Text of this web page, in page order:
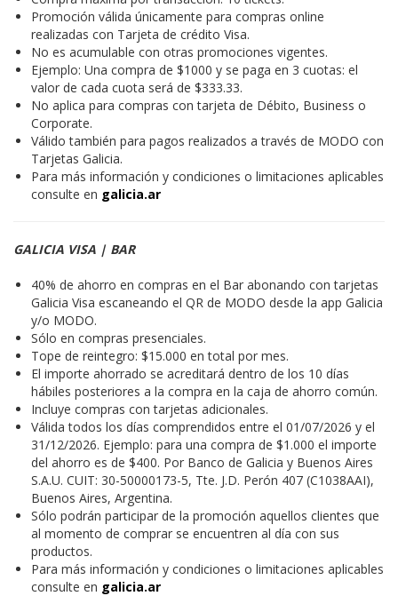
Promoción válida únicamente para compras online
realizadas con Tarjeta de crédito Visa.
No es acumulable con otras promociones vigentes.
Ejemplo: Una compra de $1000 y se paga en 3 cuotas: el
valor de cada cuota será de $333.33.
No aplica para compras con tarjeta de Débito, Business o
Corporate.
Válido también para pagos realizados a través de MODO con
Tarjetas Galicia.
Para más información y condiciones o limitaciones aplicables
consulte en galicia.ar
GALICIA VISA | BAR
40% de ahorro en compras en el Bar abonando con tarjetas
Galicia Visa escaneando el QR de MODO desde la app Galicia
y/o MODO.
Sólo en compras presenciales.
Tope de reintegro: $15.000 en total por mes.
El importe ahorrado se acreditará dentro de los 10 días
hábiles posteriores a la compra en la caja de ahorro común.
Incluye compras con tarjetas adicionales.
Válida todos los días comprendidos entre el 01/07/2026 y el
31/12/2026. Ejemplo: para una compra de $1.000 el importe
del ahorro es de $400. Por Banco de Galicia y Buenos Aires
S.A.U. CUIT: 30-50000173-5, Tte. J.D. Perón 407 (C1038AAI),
Buenos Aires, Argentina.
Sólo podrán participar de la promoción aquellos clientes que
al momento de comprar se encuentren al día con sus
productos.
Para más información y condiciones o limitaciones aplicables
consulte en galicia.ar